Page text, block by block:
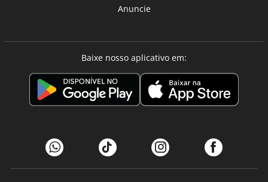
Anuncie
Baixe nosso aplicativo em: